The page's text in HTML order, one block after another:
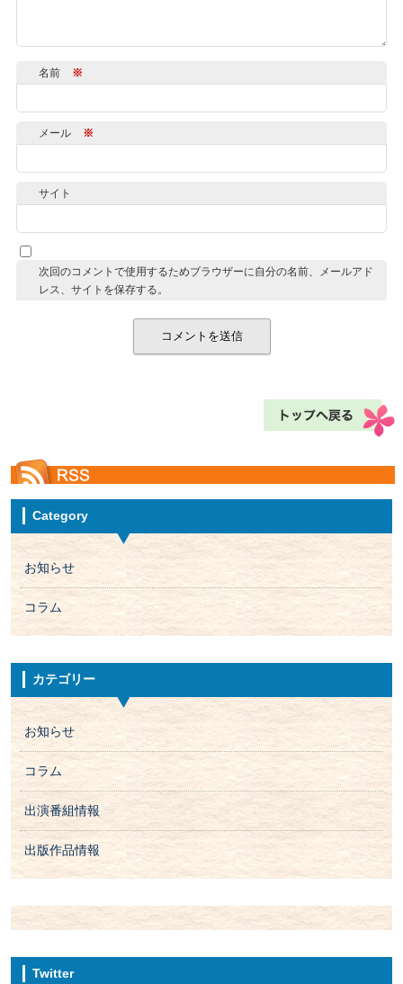
名前 ※
メール ※
サイト
次回のコメントで使用するためブラウザーに自分の名前、メールアド
レス、サイトを保存する。
Category
お知らせ
コラム
カテゴリー
お知らせ
コラム
出演番組情報
出版作品情報
Twitter